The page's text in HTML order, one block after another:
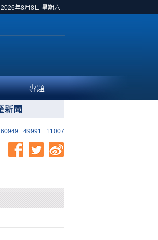
2026年8月8日 星期六
專題
60949 49991 11007